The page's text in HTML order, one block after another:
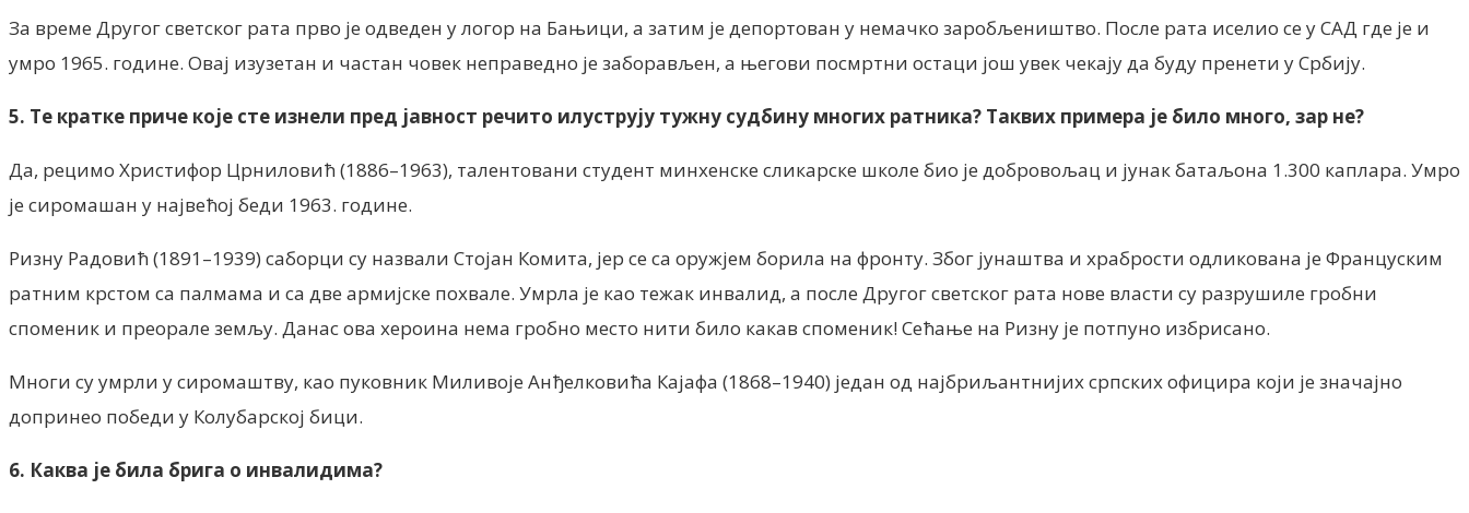
За време Другог светског рата прво је одведен у логор на Бањици, а затим је депортован у немачко заробљеништво. После рата иселио се у САД где је и
умро 1965. године. Овај изузетан и частан човек неправедно је заборављен, а његови посмртни остаци још увек чекају да буду пренети у Србију.
5. Те кратке приче које сте изнели пред јавност речито илуструју тужну судбину многих ратника? Таквих примера је било много, зар не?
Да, рецимо Христифор Црниловић (1886–1963), талентовани студент минхенске сликарске школе био је добровољац и јунак батаљона 1.300 каплара. Умро
је сиромашан у највећој беди 1963. године.
Ризну Радовић (1891–1939) саборци су назвали Стојан Комита, јер се са оружјем борила на фронту. Због јунаштва и храбрости одликована је Француским
ратним крстом са палмама и са две армијске похвале. Умрла је као тежак инвалид, а после Другог светског рата нове власти су разрушиле гробни
споменик и преорале земљу. Данас ова хероина нема гробно место нити било какав споменик! Сећање на Ризну је потпуно избрисано.
Многи су умрли у сиромаштву, као пуковник Миливоје Анђелковића Кајафа (1868–1940) један од најбриљантнијих српских официра који је значајно
допринео победи у Колубарској бици.
6. Каква је била брига о инвалидима?